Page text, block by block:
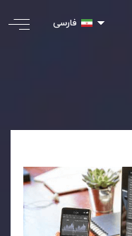
فارسی